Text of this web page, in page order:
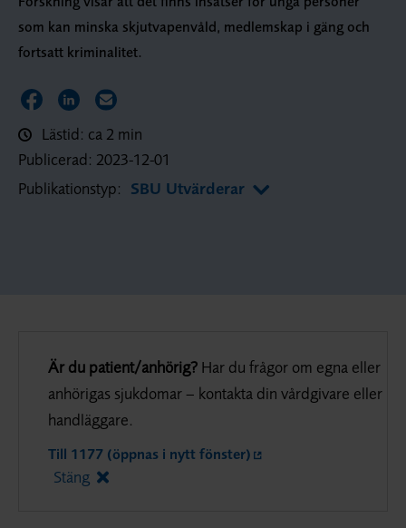
som kan minska skjutvapenvåld, medlemskap i gäng och
fortsatt kriminalitet.
Dela sidan på Facebook
Dela sidan på LinkedIn
Dela sidan via E-post
Lästid: ca 2 min
Publicerad: 2023-12-01
Publikationstyp: SBU Utvärderar
Är du patient/anhörig? Har du frågor om egna eller
anhörigas sjukdomar – kontakta din vårdgivare eller
handläggare.
Till 1177 (öppnas i nytt fönster)
Stäng